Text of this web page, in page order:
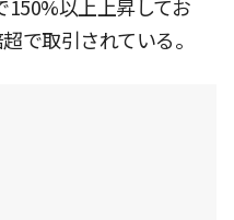
150%以上上昇してお
で取引されている。